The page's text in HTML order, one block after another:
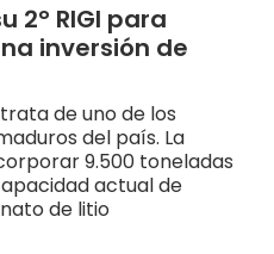
2° RIGI para
inversión de
de uno de los
del país. La
9.500 toneladas
actual de
de litio